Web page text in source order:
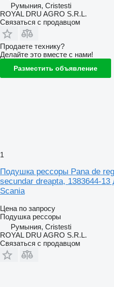
Румыния, Cristesti
ROYAL DRU AGRO S.R.L.
Связаться с продавцом
Продаете технику?
Делайте это вместе с нами!
Разместить объявление
1
Подушка рессоры Pana de
secundar dreapta, 1383644-13
Scania
Цена по запросу
Подушка рессоры
Румыния, Cristesti
ROYAL DRU AGRO S.R.L.
Связаться с продавцом